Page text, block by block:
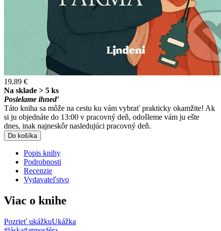
19,89 €
Na sklade > 5 ks
Posielame ihneď
Táto kniha sa môže na cestu ku vám vybrať prakticky okamžite! Ak
si ju objednáte do 13:00 v pracovný deň, odošleme vám ju ešte
dnes, inak najneskôr nasledujúci pracovný deň.
Do košíka
Popis knihy
Podrobnosti
Recenzie
Vydavateľstvo
Viac o knihe
Pozrieť ukážkuUkážka